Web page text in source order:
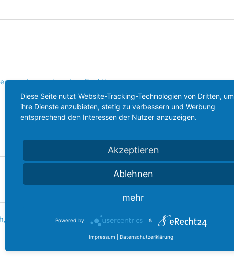
ohne Funktion
leicht erhöhter verbrauch
Diese Seite nutzt Website-Tracking-Technologien von Dritten, um
ihre Dienste anzubieten, stetig zu verbessern und Werbung
entsprechend den Interessen der Nutzer anzuzeigen.
Akzeptieren
Ablehnen
mehr
Powered by &
Impressum Datenschutzerklärung